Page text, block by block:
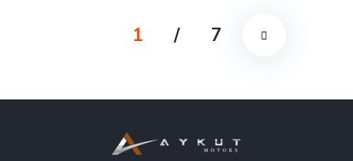
1 / 7